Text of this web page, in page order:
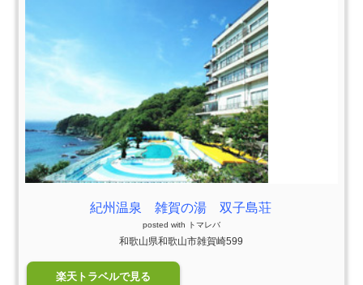
紀州温泉 雑賀の湯 双子島荘
posted with トマレバ
和歌山県和歌山市雑賀崎599
楽天トラベルで見る